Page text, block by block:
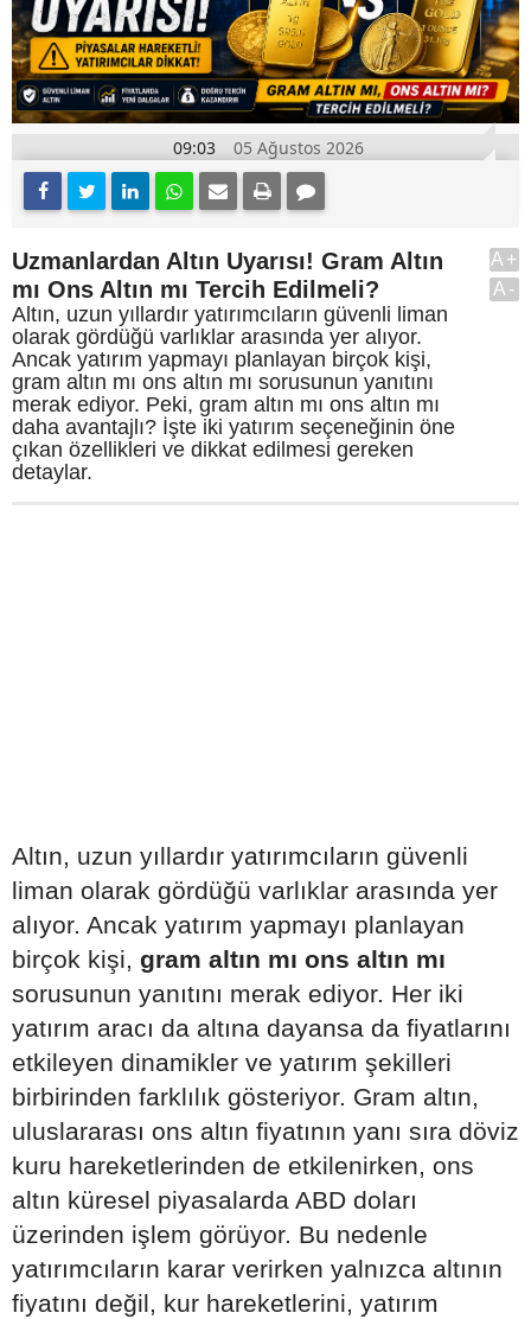
09:03 05 Ağustos 2026
Uzmanlardan Altın Uyarısı! Gram Altın
mı Ons Altın mı Tercih Edilmeli?
Altın, uzun yıllardır yatırımcıların güvenli liman
olarak gördüğü varlıklar arasında yer alıyor.
Ancak yatırım yapmayı planlayan birçok kişi,
gram altın mı ons altın mı sorusunun yanıtını
merak ediyor. Peki, gram altın mı ons altın mı
daha avantajlı? İşte iki yatırım seçeneğinin öne
çıkan özellikleri ve dikkat edilmesi gereken
detaylar.
A+
A-
Altın, uzun yıllardır yatırımcıların güvenli
liman olarak gördüğü varlıklar arasında yer
alıyor. Ancak yatırım yapmayı planlayan
birçok kişi, gram altın mı ons altın mı
sorusunun yanıtını merak ediyor. Her iki
yatırım aracı da altına dayansa da fiyatlarını
etkileyen dinamikler ve yatırım şekilleri
birbirinden farklılık gösteriyor. Gram altın,
uluslararası ons altın fiyatının yanı sıra döviz
kuru hareketlerinden de etkilenirken, ons
altın küresel piyasalarda ABD doları
üzerinden işlem görüyor. Bu nedenle
yatırımcıların karar verirken yalnızca altının
fiyatını değil, kur hareketlerini, yatırım